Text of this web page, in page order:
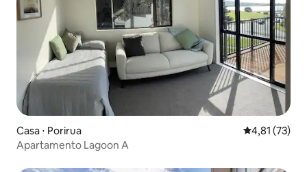
Casa ⋅ Porirua 4,81 de uma
4,81 (73)
Apartamento Lagoon A